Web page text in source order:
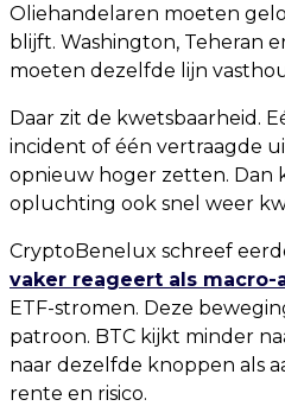
Oliehandelaren moeten
blijft. Washington, Teheran
moeten dezelfde lijn
Daar zit de kwetsbaarheid.
incident of één vertraagde
opnieuw hoger zetten. Dan
opluchting ook snel weer
CryptoBenelux schreef
vaker reageert als macro-
ETF-stromen. Deze
patroon. BTC kijkt minder
naar dezelfde knoppen als
rente en risico.